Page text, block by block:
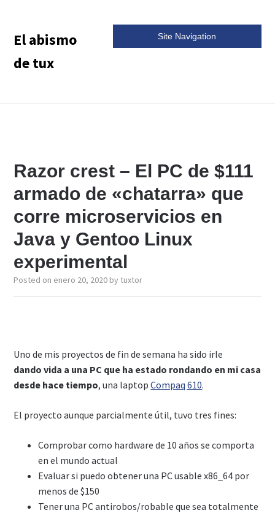
El abismo
de tux
Site Navigation
Razor crest – El PC de $111
armado de «chatarra» que
corre microservicios en
Java y Gentoo Linux
experimental
Posted on enero 20, 2020 by tuxtor
Uno de mis proyectos de fin de semana ha sido irle
dando vida a una PC que ha estado rondando en mi casa
desde hace tiempo, una laptopCompaq 610.
El proyecto aunque parcialmente útil, tuvo tres fines:
Comprobar como hardware de 10 años se comporta
en el mundo actual
Evaluar si puedo obtener una PC usable x86_64 por
menos de $150
Tener una PC antirobos/robable que sea totalmente